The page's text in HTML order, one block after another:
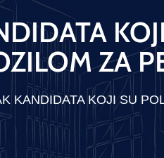
ZA
KANDIDATA KOJI SU